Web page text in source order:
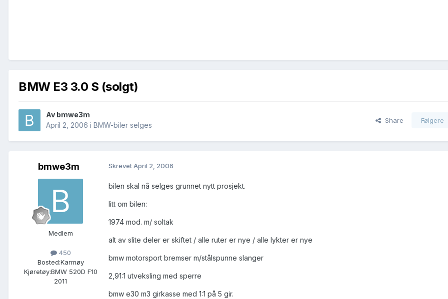
BMW E3 3.0 S (solgt)
Av bmwe3m
April 2, 2006 i BMW-biler selges
Share Følgere
bmwe3m
Medlem
450
Bosted:Karmøy
Kjøretøy:BMW 520D F10
2011
SkrevetApril 2, 2006
bilen skal nå selges grunnet nytt prosjekt.
litt om bilen:
1974 mod. m/ soltak
alt av slite deler er skiftet / alle ruter er nye / alle lykter er nye
bmw motorsport bremser m/stålspunne slanger
2,91:1 utveksling med sperre
bmw e30 m3 girkasse med 1:1 på 5 gir.